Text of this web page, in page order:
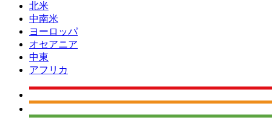
北米
中南米
ヨーロッパ
オセアニア
中東
アフリカ